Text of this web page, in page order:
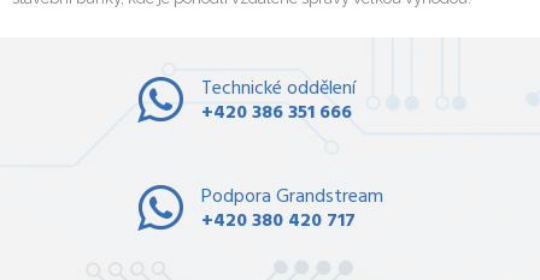
Technické oddělení
+420 386 351 666
Podpora Grandstream
+420 380 420 717